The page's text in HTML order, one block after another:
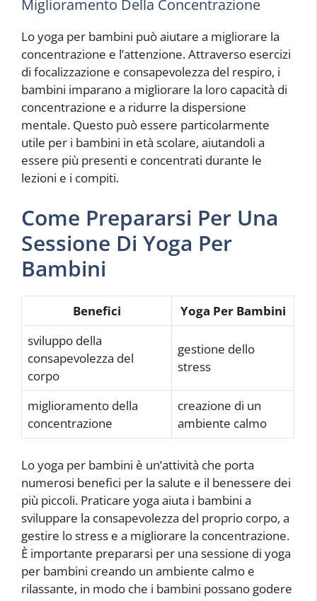
Miglioramento Della Concentrazione
Lo yoga per bambini può aiutare a migliorare la
concentrazione e l’attenzione. Attraverso esercizi
di focalizzazione e consapevolezza del respiro, i
bambini imparano a migliorare la loro capacità di
concentrazione e a ridurre la dispersione
mentale. Questo può essere particolarmente
utile per i bambini in età scolare, aiutandoli a
essere più presenti e concentrati durante le
lezioni e i compiti.
Come Prepararsi Per Una
Sessione Di Yoga Per
Bambini
Benefici
Yoga Per Bambini
sviluppo della
consapevolezza del
corpo
gestione dello
stress
miglioramento della
concentrazione
creazione di un
ambiente calmo
Lo yoga per bambini è un’attività che porta
numerosi benefici per la salute e il benessere dei
più piccoli. Praticare yoga aiuta i bambini a
sviluppare la consapevolezza del proprio corpo, a
gestire lo stress e a migliorare la concentrazione.
È importante prepararsi per una sessione di yoga
per bambini creando un ambiente calmo e
rilassante, in modo che i bambini possano godere